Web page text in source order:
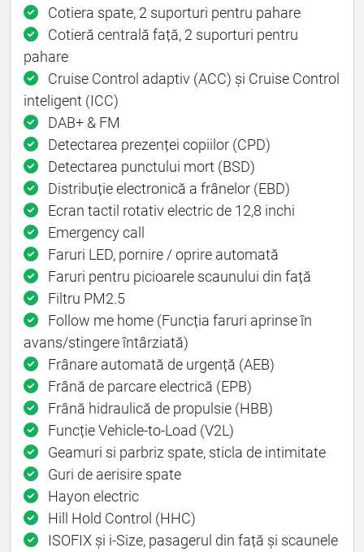
Cotiera spate, 2 suporturi pentru pahare
Cotieră centrală față, 2 suporturi pentru
pahare
Cruise Control adaptiv (ACC) și Cruise Control
inteligent (ICC)
DAB+ & FM
Detectarea prezenței copiilor (CPD)
Detectarea punctului mort (BSD)
Distribuție electronică a frânelor (EBD)
Ecran tactil rotativ electric de 12,8 inchi
Emergency call
Faruri LED, pornire / oprire automată
Faruri pentru picioarele scaunului din față
Filtru PM2.5
Follow me home (Funcția faruri aprinse în
avans/stingere întârziată)
Frânare automată de urgență (AEB)
Frână de parcare electrică (EPB)
Frână hidraulică de propulsie (HBB)
Funcție Vehicle-to-Load (V2L)
Geamuri si parbriz spate, sticla de intimitate
Guri de aerisire spate
Hayon electric
Hill Hold Control (HHC)
ISOFIX și i-Size, pasagerul din față și scaunele